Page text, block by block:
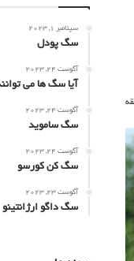
سپتامبر 1, 2023
سگ پودل
آگوست 24, 2023
آیا سگ ها می
آگوست 24, 2023
سگ ساموید
آگوست 24, 2023
سگ کن کورسو
آگوست 23, 2023
سگ داگو ارژانتینو